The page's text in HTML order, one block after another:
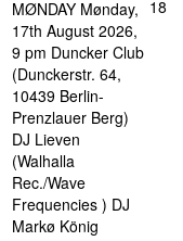
MØNDAY Mønday,
17th August 2026,
9 pm Duncker Club
(Dunckerstr. 64,
10439 Berlin-
Prenzlauer Berg)
DJ Lieven
(Walhalla
Rec./Wave
Frequencies ) DJ
Markø König
18